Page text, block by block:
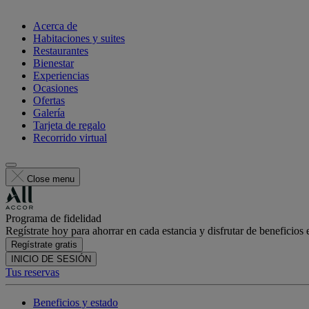
Acerca de
Habitaciones y suites
Restaurantes
Bienestar
Experiencias
Ocasiones
Ofertas
Galería
Tarjeta de regalo
Recorrido virtual
Close menu
Programa de fidelidad
Regístrate hoy para ahorrar en cada estancia y disfrutar de beneficios
Regístrate gratis
INICIO DE SESIÓN
Tus reservas
Beneficios y estado